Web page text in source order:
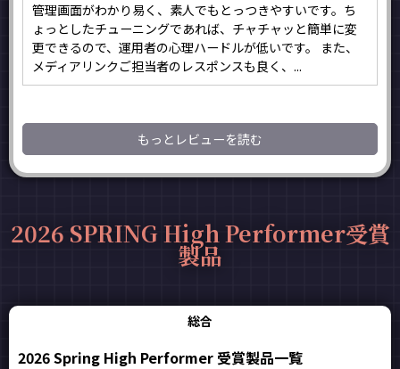
管理画面がわかり易く、素人でもとっつきやすいです。ち
ょっとしたチューニングであれば、チャチャッと簡単に変
更できるので、運用者の心理ハードルが低いです。 また、
メディアリンクご担当者のレスポンスも良く、...
もっとレビューを読む
2026 SPRING High Performer受賞
製品
総合
2026 Spring High Performer 受賞製品一覧